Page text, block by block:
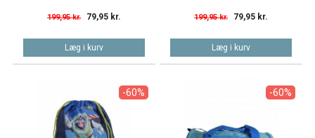
199,95 kr. 79,95 kr.
Læg i kurv
199,95 kr. 79,95 kr.
Læg i kurv
-60% -60%